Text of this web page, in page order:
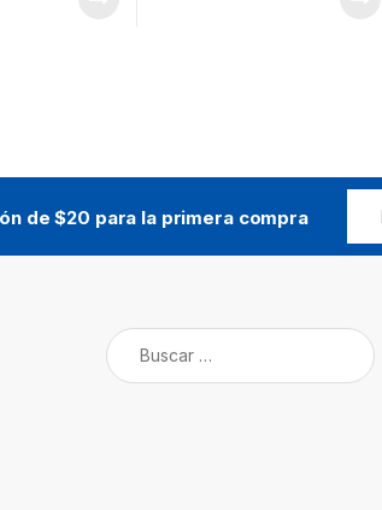
de $20 para la primera compra
Buscar: